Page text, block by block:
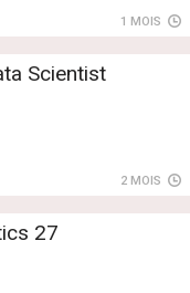
1 MOIS
Scientist
2 MOIS
27